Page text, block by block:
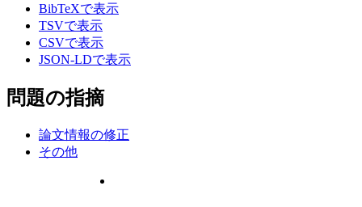
BibTeXで表示
TSVで表示
CSVで表示
JSON-LDで表示
問題の指摘
論文情報の修正
その他